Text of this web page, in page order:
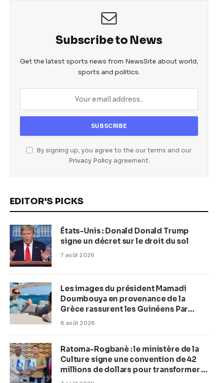
er
Subscribe to News
Get the latest sports news from NewsSite about world,
sports and politics.
By signing up, you agree to the our terms and our
Privacy Policyagreement.
EDITOR'S PICKS
États-Unis : Donald Donald Trump
signe un décret sur le droit du sol
7 août 2026
Les images du président Mamadi
Doumbouya en provenance de la
Grèce rassurent les Guinéens Par
(Macka Baldé)
6 août 2026
Ratoma-Rogbanè : le ministère de la
Culture signe une convention de 42
millions de dollars pour transformer la
plage en complexe balnéaire